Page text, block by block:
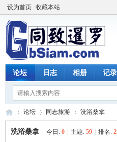
设为首页 收藏本站
论坛 日志 相册 记录
论坛 同志旅游 洗浴桑拿
洗浴桑拿 今日: 0 主题: 59 排名: